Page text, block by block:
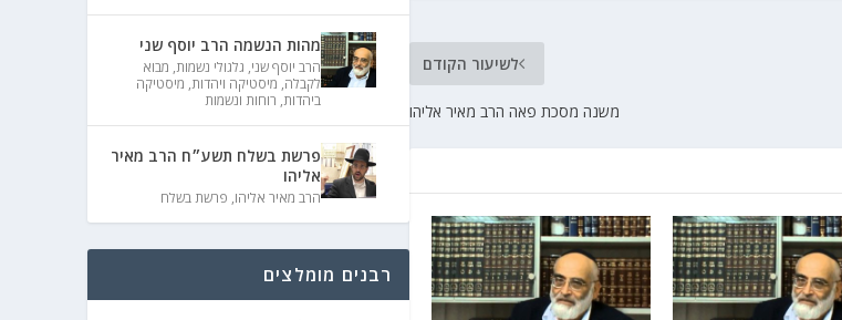
לשיעור הקודם
משנה מסכת פאה הרב מאיר אליהו
מהות הנשמה הרב יוסף שני
הרב יוסף שני, גלגולי נשמות, מבוא
לקבלה, מיסטיקה ויהדות, מיסטיקה
ביהדות, רוחות ונשמות
פרשת בשלח תשע״ח הרב מאיר
אליהו
הרב מאיר אליהו, פרשת בשלח
רבנים מומלצים